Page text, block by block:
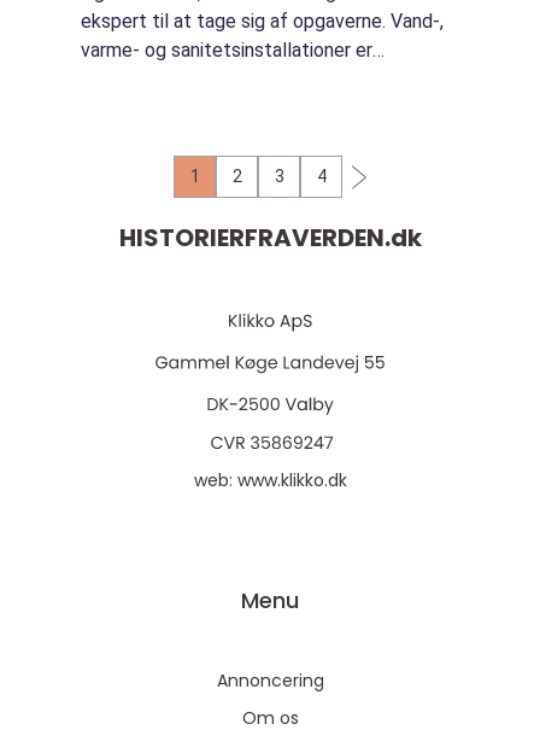
ekspert til at tage sig af opgaverne. Vand-,
varme- og sanitetsinstallationer er
1 2 3 4
HISTORIERFRAVERDEN.dk
web: www.klikko.dk
Menu
Annoncering
Om os